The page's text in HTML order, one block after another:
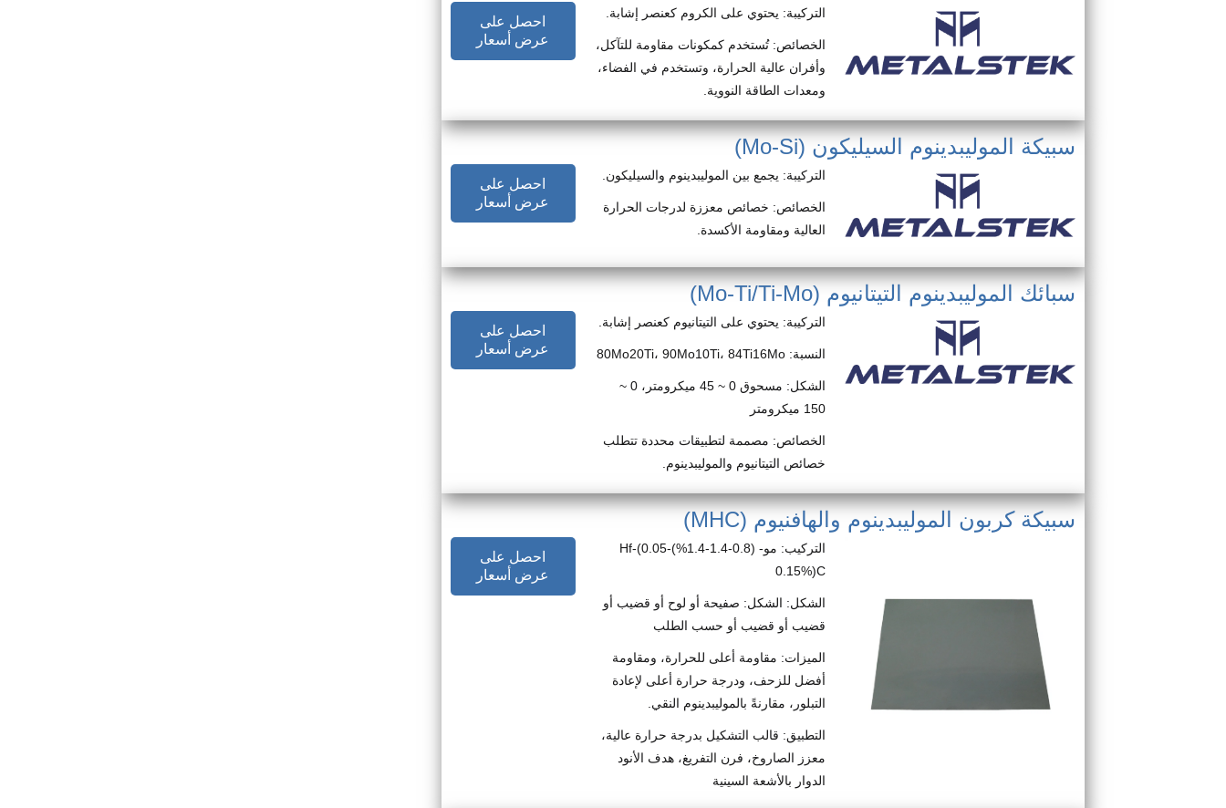
التركيبة: يحتوي على الكروم كعنصر إشابة.
الخصائص: تُستخدم كمكونات مقاومة للتآكل،
وأفران عالية الحرارة، وتستخدم في الفضاء،
ومعدات الطاقة النووية.
احصل على
عرض أسعار
سبيكة الموليبدينوم السيليكون (Mo-Si)
التركيبة: يجمع بين الموليبدينوم والسيليكون.
الخصائص: خصائص معززة لدرجات الحرارة
العالية ومقاومة الأكسدة.
احصل على
عرض أسعار
سبائك الموليبدينوم التيتانيوم (Mo-Ti/Ti-Mo)
التركيبة: يحتوي على التيتانيوم كعنصر إشابة.
النسبة: 80Mo20Ti، 90Mo10Ti، 84Ti16Mo
الشكل: مسحوق 0 ~ 45 ميكرومتر، 0 ~
150 ميكرومتر
الخصائص: مصممة لتطبيقات محددة تتطلب
خصائص التيتانيوم والموليبدينوم.
احصل على
عرض أسعار
سبيكة كربون الموليبدينوم والهافنيوم (MHC)
التركيب: مو- (0.8-1.4-1.4%)Hf-(0.05-
0.15%)C
الشكل: الشكل: صفيحة أو لوح أو قضيب أو
قضيب أو قضيب أو حسب الطلب
الميزات: مقاومة أعلى للحرارة، ومقاومة
أفضل للزحف، ودرجة حرارة أعلى لإعادة
التبلور، مقارنةً بالموليبدينوم النقي.
التطبيق: قالب التشكيل بدرجة حرارة عالية،
معزز الصاروخ، فرن التفريغ، هدف الأنود
الدوار بالأشعة السينية
احصل على
عرض أسعار